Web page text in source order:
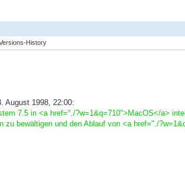
History
August 1998, 22:00:
7.5 in <a href="./?w=1&q=710">MacOS</a>
zu bewältigen und den Ablauf von <a href="./